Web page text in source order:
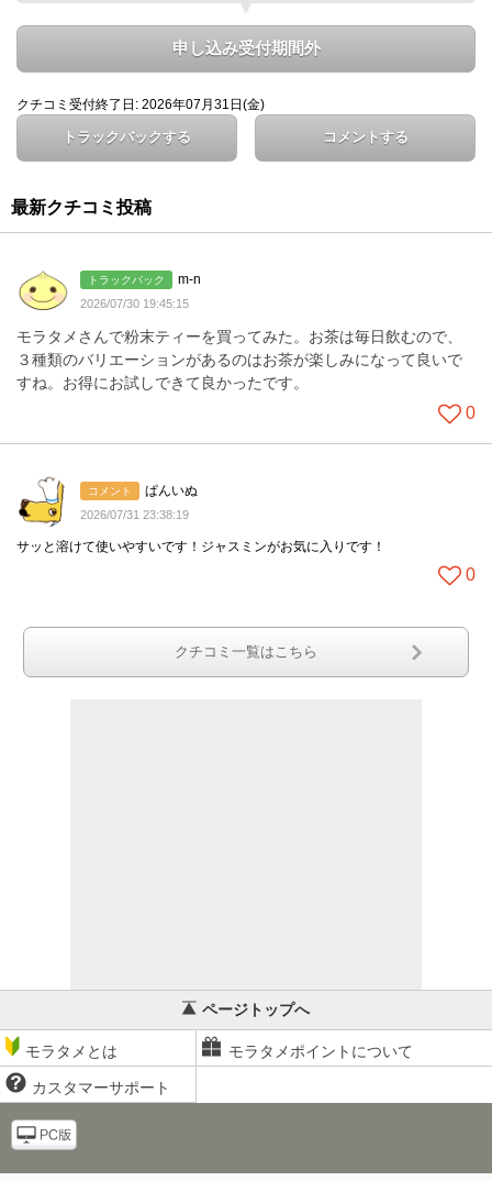
申し込み受付期間外
クチコミ受付終了日: 2026年07月31日(金)
トラックバックする コメントする
最新クチコミ投稿
トラックバック m-n
2026/07/30 19:45:15
モラタメさんで粉末ティーを買ってみた。お茶は毎日飲むので、
３種類のバリエーションがあるのはお茶が楽しみになって良いで
すね。お得にお試しできて良かったです。
0
コメント ぱんいぬ
2026/07/31 23:38:19
サッと溶けて使いやすいです！ジャスミンがお気に入りです！
0
クチコミ一覧はこちら
ページトップへ
モラタメとは モラタメポイントについて
カスタマーサポート